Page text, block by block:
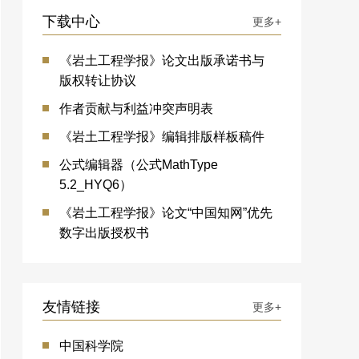
下载中心 更多+
《岩土工程学报》论文出版承诺书与
版权转让协议
作者贡献与利益冲突声明表
《岩土工程学报》编辑排版样板稿件
公式编辑器（公式MathType
5.2_HYQ6）
《岩土工程学报》论文“中国知网”优先
数字出版授权书
友情链接 更多+
中国科学院